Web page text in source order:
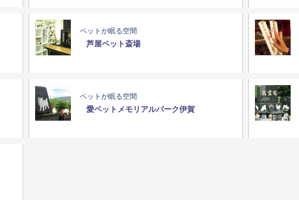
ペットが眠る空間
芦屋ペット斎場
ペットが眠る空間
愛ペットメモリアルパーク伊賀